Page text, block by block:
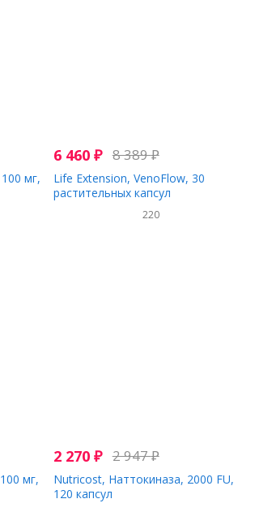
мг,
6 460₽ 8 389₽
Life Extension, VenoFlow, 30
растительных капсул
220
мг,
2 270₽ 2 947₽
Nutricost, Наттокиназа, 2000 FU,
120 капсул